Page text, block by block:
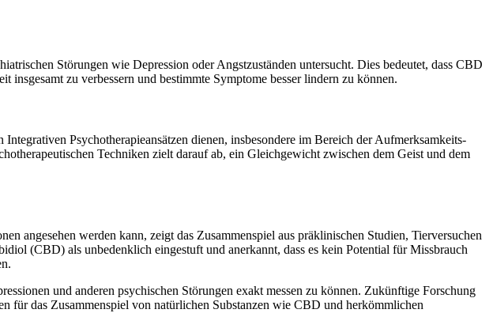
Störungen wie Depression oder Angstzuständen untersucht. Dies bedeutet, dass CBD
zu verbessern und bestimmte Symptome besser lindern zu können.
Psychotherapieansätzen dienen, insbesondere im Bereich der Aufmerksamkeits-
Techniken zielt darauf ab, ein Gleichgewicht zwischen dem Geist und dem
angesehen werden kann, zeigt das Zusammenspiel aus präklinischen Studien, Tierversuchen
(CBD) als unbedenklich eingestuft und anerkannt, dass es kein Potential für Missbrauch
und anderen psychischen Störungen exakt messen zu können. Zukünftige Forschung
für das Zusammenspiel von natürlichen Substanzen wie CBD und herkömmlichen